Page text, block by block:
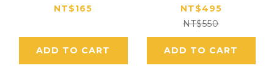
單入組 (600ml以上
NT$165
ADD TO CART
符合歐美安全標準 [歡
樂獨角獸]
NT$495
NT$550
ADD TO CART